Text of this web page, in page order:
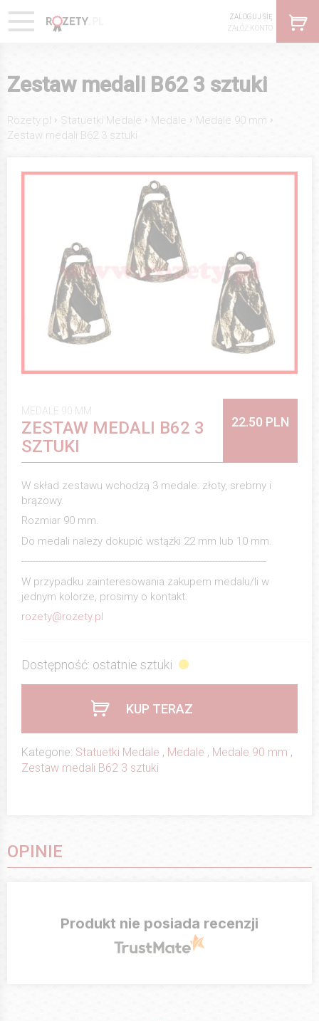
ZALOGUJ SIĘ
ZAŁÓŻ KONTO
Zestaw medali B62 3 sztuki
Rozety.pl › Statuetki Medale › Medale › Medale 90 mm ›
Zestaw medali B62 3 sztuki
MEDALE 90 MM
ZESTAW MEDALI B62 3
SZTUKI
22.50 PLN
W skład zestawu wchodzą 3 medale: złoty, srebrny i
brązowy.
Rozmiar 90 mm.
Do medali należy dokupić wstążki 22 mm lub 10 mm.
--------------------------------------------------------------------------------------
W przypadku zainteresowania zakupem medalu/li w
jednym kolorze, prosimy o kontakt:
rozety@rozety.pl
Dostępność: ostatnie sztuki
KUP TERAZ
Kategorie: Statuetki Medale , Medale , Medale 90 mm ,
Zestaw medali B62 3 sztuki
OPINIE
Produkt nie posiada recenzji